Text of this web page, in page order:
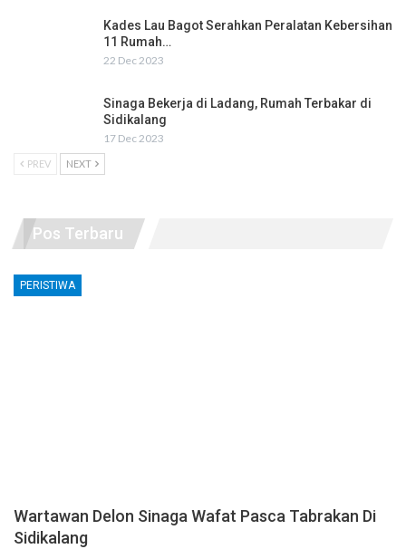
Kades Lau Bagot Serahkan Peralatan Kebersihan
11 Rumah…
22 Dec 2023
Sinaga Bekerja di Ladang, Rumah Terbakar di
Sidikalang
17 Dec 2023
PREV NEXT
Pos Terbaru
PERISTIWA
Wartawan Delon Sinaga Wafat Pasca Tabrakan Di
Sidikalang